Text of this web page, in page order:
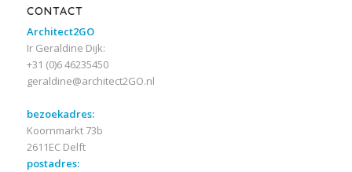
CONTACT
Architect2GO
Ir Geraldine Dijk:
+31 (0)6 46235450
geraldine@architect2GO.nl
bezoekadres:
Koornmarkt 73b
2611EC Delft
postadres: